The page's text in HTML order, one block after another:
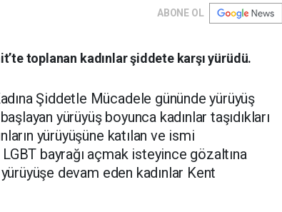
ABONE OL
toplanan kadınlar şiddete karşı yürüdü.
Şiddetle Mücadele gününde yürüyüş
yürüyüş boyunca kadınlar taşıdıkları
yürüyüşüne katılan ve ismi
bayrağı açmak isteyince gözaltına
devam eden kadınlar Kent